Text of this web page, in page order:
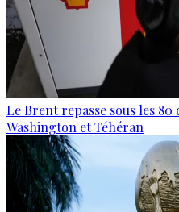
Le Brent repasse sous les
Washington et Téhéran